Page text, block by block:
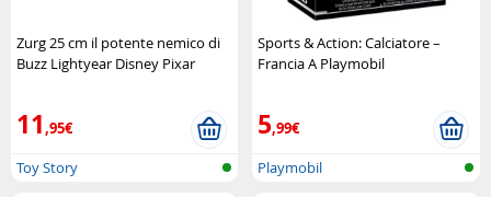
Zurg 25 cm il potente nemico di
Buzz Lightyear Disney Pixar
11,95€
Toy Story
Sports & Action: Calciatore –
Francia A Playmobil
5,99€
Playmobil